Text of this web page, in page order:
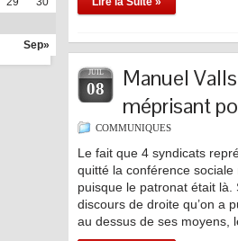
Sep»
JUIL
08
Manuel
méprisant
COMMUNIQUES
Le fait que 4 syndicats
quitté la conférence
puisque le patronat était là.
discours de droite qu’on a
au dessus de ses moyens,